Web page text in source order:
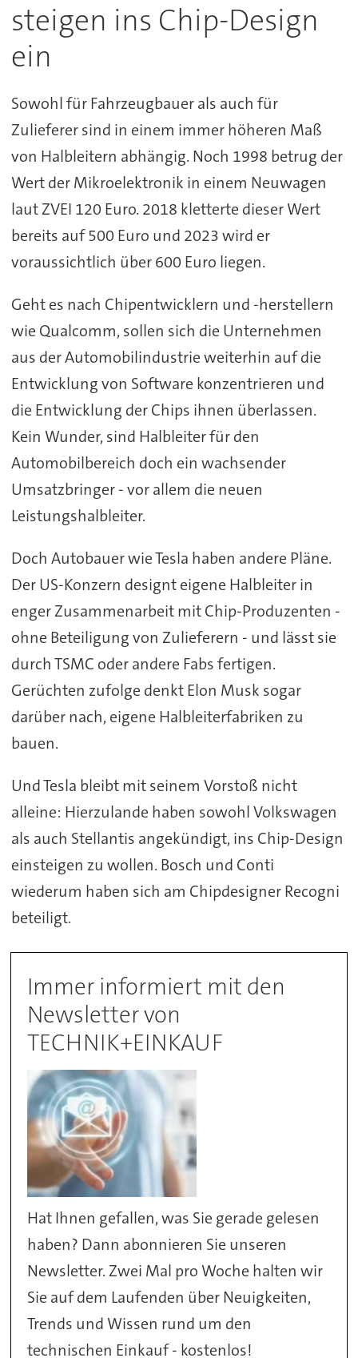
steigen ins Chip-Design
ein
Sowohl für Fahrzeugbauer als auch für
Zulieferer sind in einem immer höheren Maß
von Halbleitern abhängig. Noch 1998 betrug der
Wert der Mikroelektronik in einem Neuwagen
laut ZVEI 120 Euro. 2018 kletterte dieser Wert
bereits auf 500 Euro und 2023 wird er
voraussichtlich über 600 Euro liegen.
Geht es nach Chipentwicklern und -herstellern
wie Qualcomm, sollen sich die Unternehmen
aus der Automobilindustrie weiterhin auf die
Entwicklung von Software konzentrieren und
die Entwicklung der Chips ihnen überlassen.
Kein Wunder, sind Halbleiter für den
Automobilbereich doch ein wachsender
Umsatzbringer - vor allem die neuen
Leistungshalbleiter.
Doch Autobauer wie Tesla haben andere Pläne.
Der US-Konzern designt eigene Halbleiter in
enger Zusammenarbeit mit Chip-Produzenten -
ohne Beteiligung von Zulieferern - und lässt sie
durch TSMC oder andere Fabs fertigen.
Gerüchten zufolge denkt Elon Musk sogar
darüber nach, eigene Halbleiterfabriken zu
bauen.
Und Tesla bleibt mit seinem Vorstoß nicht
alleine: Hierzulande haben sowohl Volkswagen
als auch Stellantis angekündigt, ins Chip-Design
einsteigen zu wollen. Bosch und Conti
wiederum haben sich am Chipdesigner Recogni
beteiligt.
Immer informiert mit den
Newsletter von
TECHNIK+EINKAUF
Hat Ihnen gefallen, was Sie gerade gelesen
haben? Dann abonnieren Sie unseren
Newsletter. Zwei Mal pro Woche halten wir
Sie auf dem Laufenden über Neuigkeiten,
Trends und Wissen rund um den
technischen Einkauf - kostenlos!